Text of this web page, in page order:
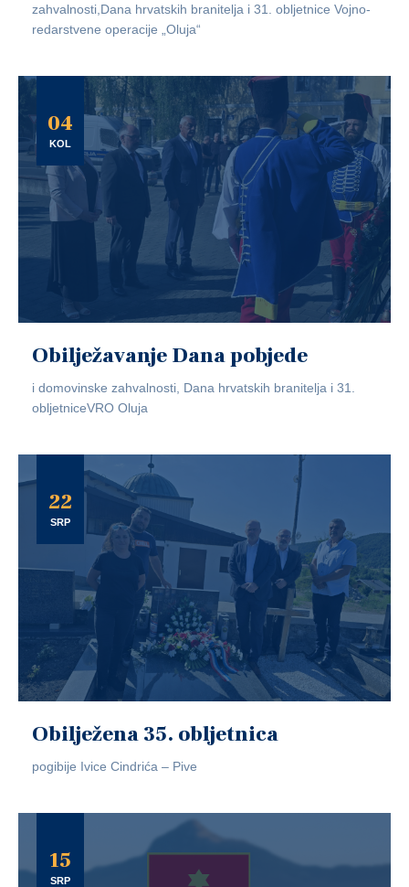
zahvalnosti,Dana hrvatskih branitelja i 31. obljetnice Vojno-
redarstvene operacije „Oluja“
04
KOL
Obilježavanje Dana pobjede
i domovinske zahvalnosti, Dana hrvatskih branitelja i 31.
obljetniceVRO Oluja
22
SRP
Obilježena 35. obljetnica
pogibije Ivice Cindrića – Pive
15
SRP